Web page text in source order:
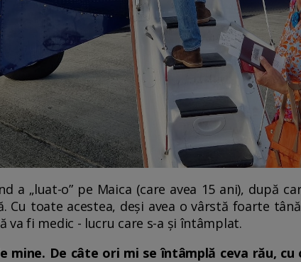
a „luat-o” pe Maica (care avea 15 ani), după
toate acestea, deși avea o vârstă foarte
va fi medic - lucru care s-a și întâmplat.
mine. De câte ori mi se întâmplă ceva rău,